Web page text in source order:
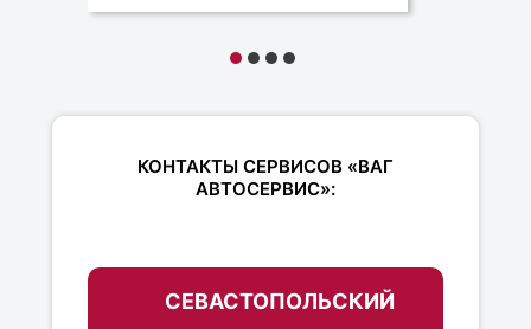
КОНТАКТЫ СЕРВИСОВ «ВАГ
АВТОСЕРВИС»:
СЕВАСТОПОЛЬСКИЙ